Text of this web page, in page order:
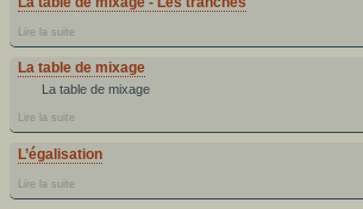
Lire la suite
La table de mixage
La table de mixage
Lire la suite
L’égalisation
Lire la suite